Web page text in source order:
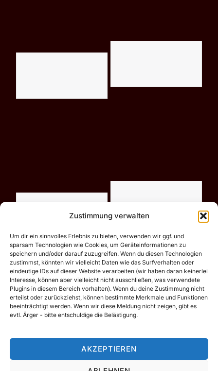
Zustimmung verwalten
Um dir ein sinnvolles Erlebnis zu bieten, verwenden wir ggf. und
sparsam Technologien wie Cookies, um Geräteinformationen zu
speichern und/oder darauf zuzugreifen. Wenn du diesen Technologien
zustimmst, könnten wir vielleicht Daten wie das Surfverhalten oder
eindeutige IDs auf dieser Website verarbeiten (wir haben daran keinerlei
Interesse, können aber vielleicht nicht ausschließen, was verwendete
Plugins in diesem Bereich vorhalten). Wenn du deine Zustimmung nicht
erteilst oder zurückziehst, können bestimmte Merkmale und Funktionen
beeinträchtigt werden. Wenn wir diese Meldung nicht zeigen, gibt es
evtl. Ärger - bitte entschuldige die Belästigung.
AKZEPTIEREN
Impressum / Datenschutzerklärung